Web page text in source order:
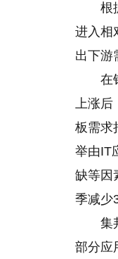
根
进入相
出下游
在
上涨后
板需求
举由IT
缺等因
季减少
集
部分应